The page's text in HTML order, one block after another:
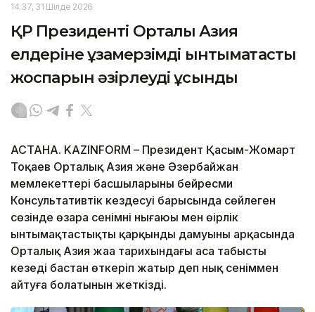
14:37, 31 Шілде 2026
ҚР Президенті Орталық Азия
елдеріне ұзақмерзімді ынтымақтастық
жоспарын әзірлеуді ұсынды
АСТАНА. KAZINFORM – Президент Қасым-Жомарт
Тоқаев Орталық Азия және Әзербайжан
мемлекеттері басшыларының бейресми
Консультативтік кездесуі барысында сөйлеген
сөзінде өзара сенімнің нығаюы мен өңірлік
ынтымақтастықтың қарқынды дамуының арқасында
Орталық Азия жаңа тарихындағы аса табысты
кезеңді бастан өткеріп жатыр деп нық сеніммен
айтуға болатынын жеткізді.